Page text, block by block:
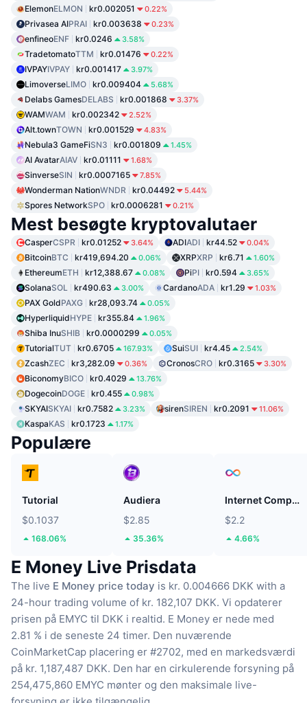
ElemonELMON kr0.002051 0.22%
Privasea AIPRAI kr0.003638 0.23%
enfineoENF kr0.0246 3.58%
TradetomatoTTM kr0.01476 0.22%
IVPAYIVPAY kr0.001417 3.97%
LimoverseLIMO kr0.009404 5.68%
Delabs GamesDELABS kr0.001868 3.37%
WAMWAM kr0.002342 2.52%
Alt.townTOWN kr0.001529 4.83%
Nebula3 GameFiSN3 kr0.001809 1.45%
AI AvatarAIAV kr0.01111 1.68%
SinverseSIN kr0.0007165 7.85%
Wonderman NationWNDR kr0.04492 5.44%
Spores NetworkSPO kr0.0006281 0.21%
Mest besøgte kryptovalutaer
CasperCSPR kr0.01252 3.64% ADIADI kr44.52 0.04%
BitcoinBTC kr419,694.20 0.06% XRPXRP kr6.71 1.60%
EthereumETH kr12,388.67 0.08% PiPI kr0.594 3.65%
SolanaSOL kr490.63 3.00% CardanoADA kr1.29 1.03%
PAX GoldPAXG kr28,093.74 0.05%
HyperliquidHYPE kr355.84 1.96%
Shiba InuSHIB kr0.0000299 0.05%
TutorialTUT kr0.6705 167.93% SuiSUI kr4.45 2.54%
ZcashZEC kr3,282.09 0.36% CronosCRO kr0.3165 3.30%
BiconomyBICO kr0.4029 13.76%
DogecoinDOGE kr0.455 0.98%
SKYAISKYAI kr0.7582 3.23% sirenSIREN kr0.2091 11.06%
KaspaKAS kr0.1723 1.17%
Populære
Tutorial
$0.1037
168.06%
Audiera
$2.85
35.36%
Internet Computer
$2.2
4.66%
E Money Live Prisdata
The live E Money price today is kr. 0.004666 DKK with a
24-hour trading volume of kr. 182,107 DKK. Vi opdaterer
prisen på EMYC til DKK i realtid. E Money er nede med
2.81 % i de seneste 24 timer. Den nuværende
CoinMarketCap placering er #2702, med en markedsværdi
på kr. 1,187,487 DKK. Den har en cirkulerende forsyning på
254,475,860 EMYC mønter og den maksimale live-